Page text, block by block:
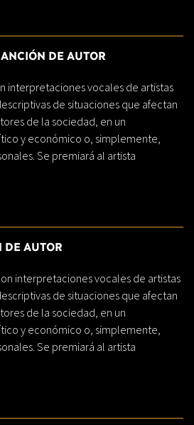
DE AUTOR
interpretaciones vocales de artistas
de situaciones que afectan
de la sociedad, en un
y económico o, simplemente,
Se premiará al artista
DE AUTOR
interpretaciones vocales de artistas
de situaciones que afectan
de la sociedad, en un
y económico o, simplemente,
Se premiará al artista